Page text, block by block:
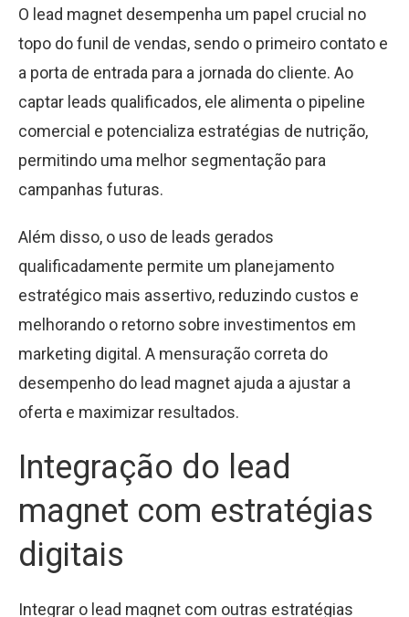
O lead magnet desempenha um papel crucial no
topo do funil de vendas, sendo o primeiro contato e
a porta de entrada para a jornada do cliente. Ao
captar leads qualificados, ele alimenta o pipeline
comercial e potencializa estratégias de nutrição,
permitindo uma melhor segmentação para
campanhas futuras.
Além disso, o uso de leads gerados
qualificadamente permite um planejamento
estratégico mais assertivo, reduzindo custos e
melhorando o retorno sobre investimentos em
marketing digital. A mensuração correta do
desempenho do lead magnet ajuda a ajustar a
oferta e maximizar resultados.
Integração do lead
magnet com estratégias
digitais
Integrar o lead magnet com outras estratégias